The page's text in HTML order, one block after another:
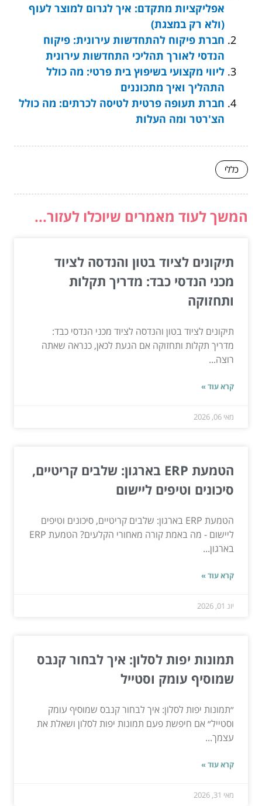
אפליקציות מתקדם: איך לגרום למוצר לעוף
(ולא רק במצגת)
חברת פיקוח להתחדשות עירונית: פיקוח
הנדסי לאורך תהליכי התחדשות עירונית
ליווי מקצועי בשיפוץ בית פרטי: מה כולל
התהליך ואיך מתכוננים
חברת תעופה פרטית לטיסה לכרתים: מה כולל
הצ'רטר ומה העלות
כללי
המשך לעוד מאמרים שיוכלו לעזור...
תיקונים לציוד בטון והנדסה לציוד
מכני הנדסי כבד: מדריך תקלות
ותחזוקה
תיקונים לציוד בטון והנדסה לציוד מכני הנדסי כבד:
מדריך תקלות ותחזוקה אם הגעת לכאן, כנראה שאתה
רוצה...
קרא עוד »
מאי 06, 2026
הטמעת ERP בארגון: שלבים קריטיים,
סיכונים וטיפים ליישום
הטמעת ERP בארגון: שלבים קריטיים, סיכונים וטיפים
ליישום - מה באמת קורה מאחורי הקלעים? הטמעת ERP
בארגון...
קרא עוד »
יונ 01, 2026
תמונות יפות לסלון: איך לבחור קנבס
שמוסיף עומק וסטייל
״תמונות יפות לסלון: איך לבחור קנבס שמוסיף עומק
וסטייל״ אם חיפשת פעם תמונות יפות לסלון ושאלת את
עצמך...
קרא עוד »
מאי 31, 2026